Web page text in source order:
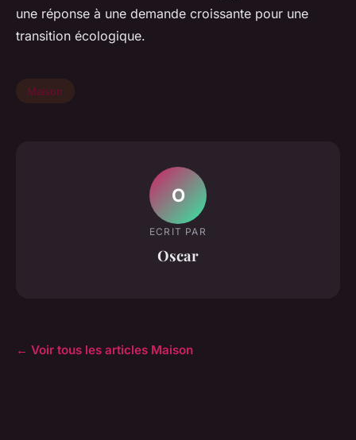
une réponse à une demande croissante pour une
transition écologique.
Maison
O
ECRIT PAR
Oscar
← Voir tous les articles Maison